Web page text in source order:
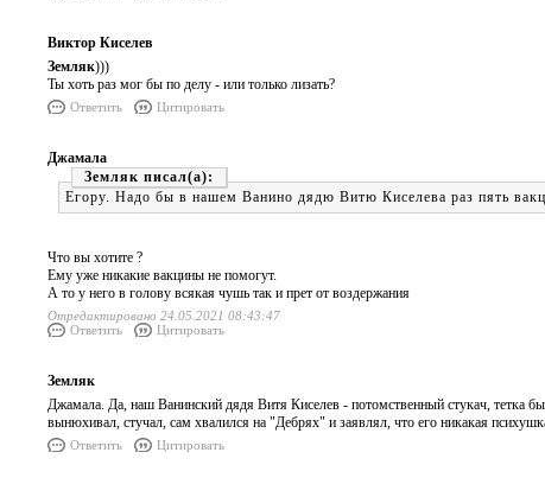
Виктор Киселев
Земляк)))
Ты хоть раз мог бы по делу - или только лизать?
Ответить Цитировать
Джамала
Земляк
Егору. Надо бы в нашем Ванино дядю Витю Киселева раз пять
Что вы хотите ?
Ему уже никакие вакцины не помогут.
А то у него в голову всякая чушь так и прет от воздержания
Отредактировано 24.05.2021 08:43:47
Ответить
Цитировать
Земляк
Джамала. Да, наш Ванинский дядя Витя Киселев - потомственный стукач, тетка
вынюхивал, стучал, сам хвалился на "Дебрях" и заявлял, что его никакая
Ответить Цитировать